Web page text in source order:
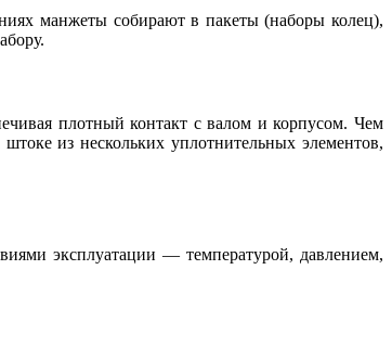
манжеты собирают в пакеты (наборы колец),
плотный контакт с валом и корпусом. Чем
из нескольких уплотнительных элементов,
эксплуатации — температурой, давлением,